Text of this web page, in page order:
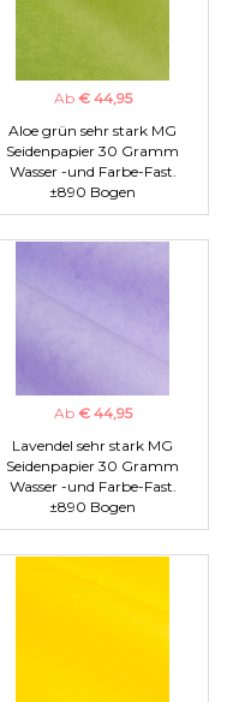
Ab € 44,95
Aloe grün sehr stark MG
Seidenpapier 30 Gramm
Wasser -und Farbe-Fast.
±890 Bogen
Ab € 44,95
Lavendel sehr stark MG
Seidenpapier 30 Gramm
Wasser -und Farbe-Fast.
±890 Bogen